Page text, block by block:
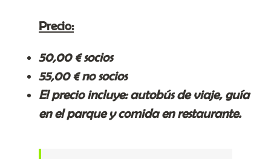
Precio:
50,00 € socios
55,00 € no socios
El precio incluye: autobús de viaje, guía
en el parque y comida en restaurante.